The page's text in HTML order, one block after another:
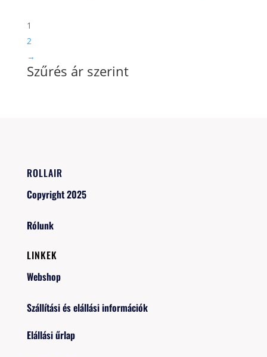
1
2
→
Szűrés ár szerint
ROLLAIR
Copyright 2025
Rólunk
LINKEK
Webshop
Szállítási és elállási információk
Elállási űrlap